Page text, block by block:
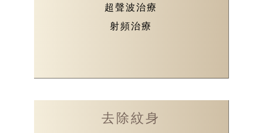
超聲波治療
射頻治療
去除紋身